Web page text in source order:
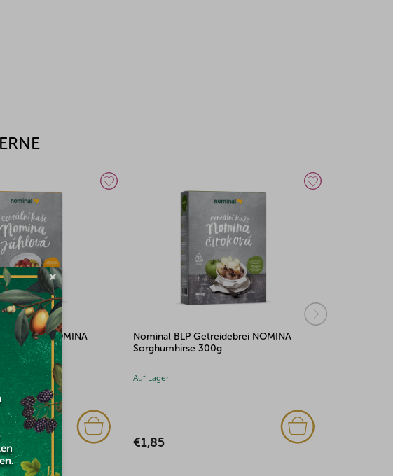
NOMINA
Nominal BLP Getreidebrei NOMINA
Sorghumhirse 300g
€1,85
Nominal Getreidebrei
€1,77
×